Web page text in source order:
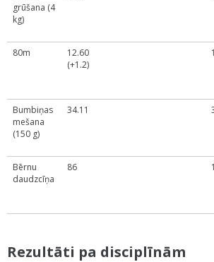
grūšana (4
kg)
80m
12.60
(+1.2)
Bumbiņas
mešana
(150 g)
34.11
Bērnu
daudzcīņa
86
Rezultāti pa disciplīnām